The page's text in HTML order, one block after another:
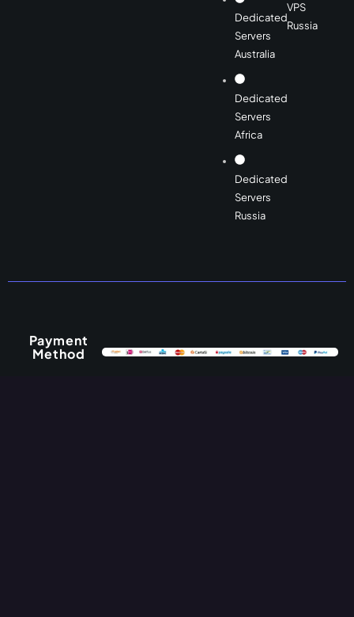
Dedicated
Servers
Australia
Dedicated
Servers
Africa
Dedicated
Servers
Russia
VPS
Russia
Payment
Method